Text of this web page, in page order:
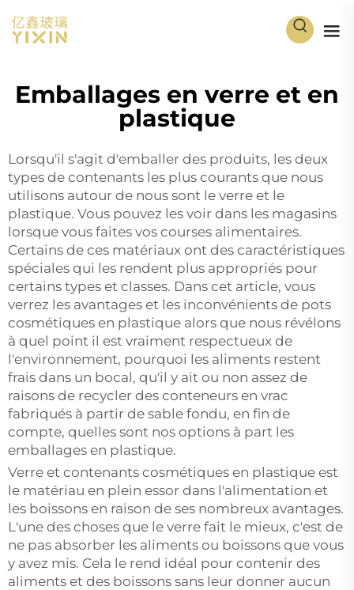
Emballages en verre et en
plastique
Lorsqu'il s'agit d'emballer des produits, les deux
types de contenants les plus courants que nous
utilisons autour de nous sont le verre et le
plastique. Vous pouvez les voir dans les magasins
lorsque vous faites vos courses alimentaires.
Certains de ces matériaux ont des caractéristiques
spéciales qui les rendent plus appropriés pour
certains types et classes. Dans cet article, vous
verrez les avantages et les inconvénients de pots
cosmétiques en plastique alors que nous révélons
à quel point il est vraiment respectueux de
l'environnement, pourquoi les aliments restent
frais dans un bocal, qu'il y ait ou non assez de
raisons de recycler des conteneurs en vrac
fabriqués à partir de sable fondu, en fin de
compte, quelles sont nos options à part les
emballages en plastique.
Verre et contenants cosmétiques en plastique est
le matériau en plein essor dans l'alimentation et
les boissons en raison de ses nombreux avantages.
L'une des choses que le verre fait le mieux, c'est de
ne pas absorber les aliments ou boissons que vous
y avez mis. Cela le rend idéal pour contenir des
aliments et des boissons sans leur donner aucun